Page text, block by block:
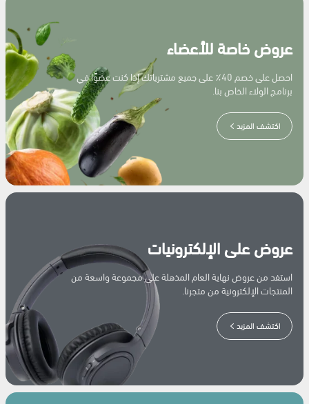
عروض خاصة للأعضاء
احصل على خصم 40٪ على جميع مشترياتك إذا كنت عضوًا في
برنامج الولاء الخاص بنا.
اكتشف المزيد
عروض على الإلكترونيات
استفد من عروض نهاية العام المذهلة على مجموعة واسعة من
المنتجات الإلكترونية من متجرنا.
اكتشف المزيد